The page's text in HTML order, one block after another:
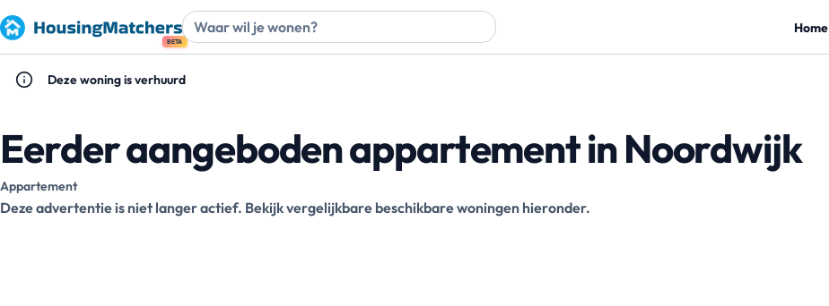
BETA
Home
Deze woning is verhuurd
Eerder aangeboden appartement in Noordwijk
Appartement
Deze advertentie is niet langer actief. Bekijk vergelijkbare beschikbare woningen hieronder.